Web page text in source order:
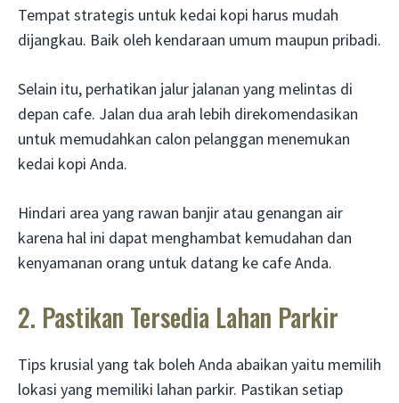
Tempat strategis untuk kedai kopi harus mudah
dijangkau. Baik oleh kendaraan umum maupun pribadi.
Selain itu, perhatikan jalur jalanan yang melintas di
depan cafe. Jalan dua arah lebih direkomendasikan
untuk memudahkan calon pelanggan menemukan
kedai kopi Anda.
Hindari area yang rawan banjir atau genangan air
karena hal ini dapat menghambat kemudahan dan
kenyamanan orang untuk datang ke cafe Anda.
2. Pastikan Tersedia Lahan Parkir
Tips krusial yang tak boleh Anda abaikan yaitu memilih
lokasi yang memiliki lahan parkir. Pastikan setiap